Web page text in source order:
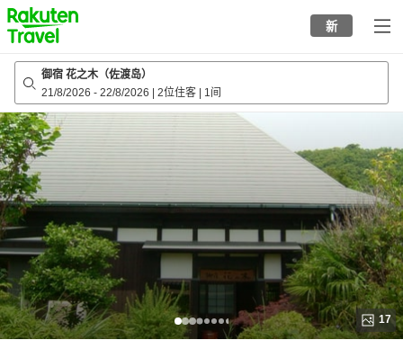
to
top
page
新
御宿 花之木（佐渡岛）
21/8/2026 - 22/8/2026 2位住客 1间
17